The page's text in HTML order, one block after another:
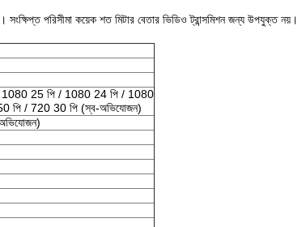
সংক্ষিপ্ত পরিসীমা কয়েক শত মিটার বেতার ভিডিও ট্রান্সমিশন জন্য উপযুক্ত নয়।
1080 25 পি / 1080 24 পি / 1080
/ 720 30 পি (স্ব-অভিযোজন)